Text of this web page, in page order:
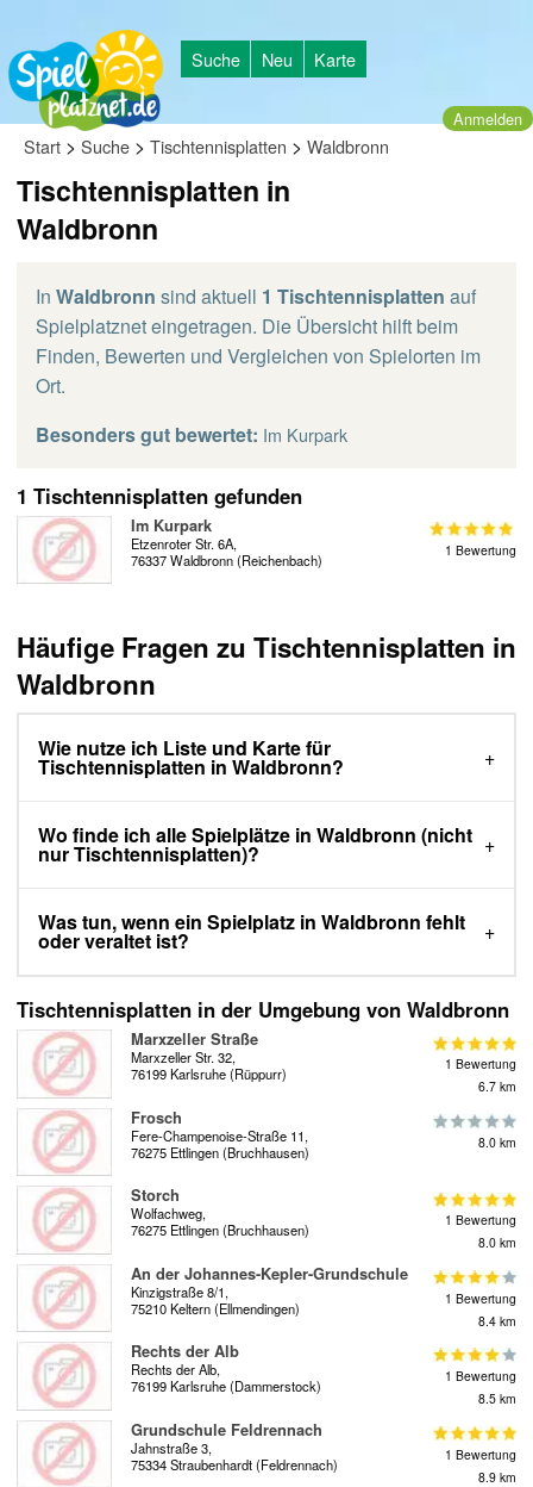
Suche Neu Karte
Anmelden
Start > Suche > Tischtennisplatten > Waldbronn
Tischtennisplatten in
Waldbronn
In Waldbronn sind aktuell 1 Tischtennisplatten auf
Spielplatznet eingetragen. Die Übersicht hilft beim
Finden, Bewerten und Vergleichen von Spielorten im
Ort.
Besonders gut bewertet: Im Kurpark
1 Tischtennisplatten gefunden
Im Kurpark
Etzenroter Str. 6A,
76337 Waldbronn (Reichenbach)
1 Bewertung
Häufige Fragen zu Tischtennisplatten in
Waldbronn
Wie nutze ich Liste und Karte für
Tischtennisplatten in Waldbronn?
Wo finde ich alle Spielplätze in Waldbronn (nicht
nur Tischtennisplatten)?
Was tun, wenn ein Spielplatz in Waldbronn fehlt
oder veraltet ist?
Tischtennisplatten in der Umgebung von Waldbronn
Marxzeller Straße
Marxzeller Str. 32,
76199 Karlsruhe (Rüppurr)
1 Bewertung
6.7 km
Frosch
Fere-Champenoise-Straße 11,
76275 Ettlingen (Bruchhausen)
8.0 km
Storch
Wolfachweg,
76275 Ettlingen (Bruchhausen)
1 Bewertung
8.0 km
An der Johannes-Kepler-Grundschule
Kinzigstraße 8/1,
75210 Keltern (Ellmendingen)
1 Bewertung
8.4 km
Rechts der Alb
Rechts der Alb,
76199 Karlsruhe (Dammerstock)
1 Bewertung
8.5 km
Grundschule Feldrennach
Jahnstraße 3,
75334 Straubenhardt (Feldrennach)
1 Bewertung
8.9 km